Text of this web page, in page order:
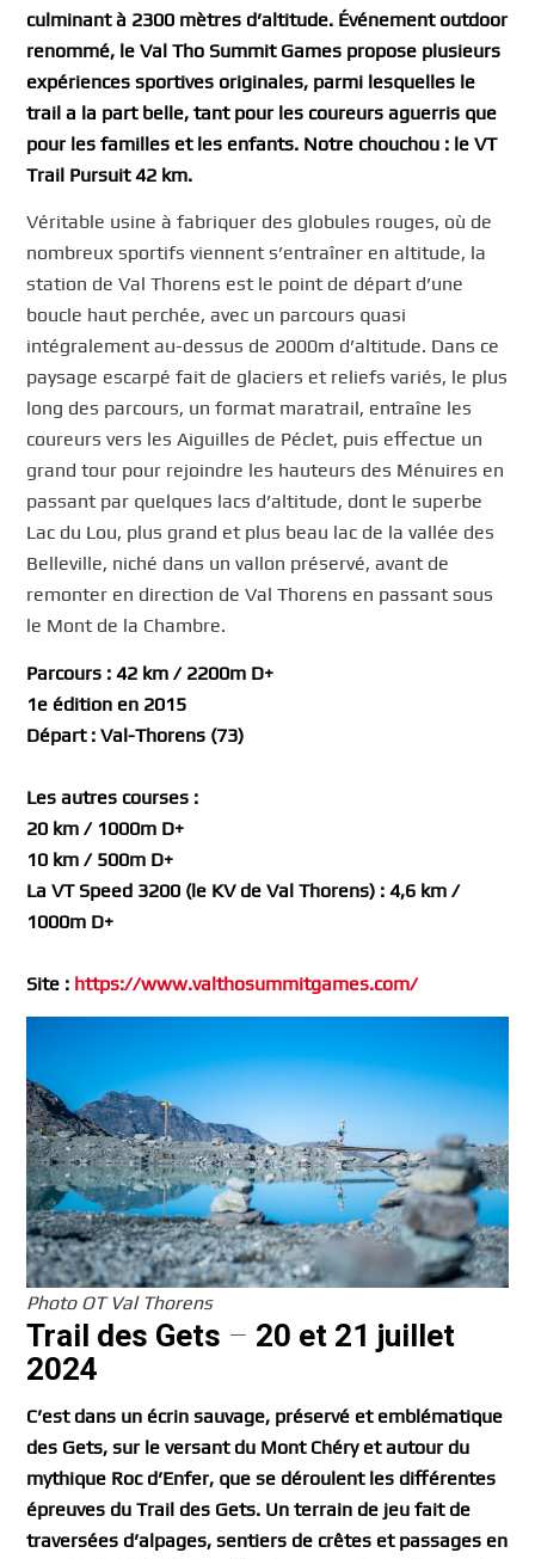
culminant à 2300 mètres d’altitude. Événement outdoor
renommé, le Val Tho Summit Games propose plusieurs
expériences sportives originales, parmi lesquelles le
trail a la part belle, tant pour les coureurs aguerris que
pour les familles et les enfants. Notre chouchou : le VT
Trail Pursuit 42 km.
Véritable usine à fabriquer des globules rouges, où de
nombreux sportifs viennent s’entraîner en altitude, la
station de Val Thorens est le point de départ d’une
boucle haut perchée, avec un parcours quasi
intégralement au-dessus de 2000m d’altitude. Dans ce
paysage escarpé fait de glaciers et reliefs variés, le plus
long des parcours, un format maratrail, entraîne les
coureurs vers les Aiguilles de Péclet, puis effectue un
grand tour pour rejoindre les hauteurs des Ménuires en
passant par quelques lacs d’altitude, dont le superbe
Lac du Lou, plus grand et plus beau lac de la vallée des
Belleville, niché dans un vallon préservé, avant de
remonter en direction de Val Thorens en passant sous
le Mont de la Chambre.
Parcours : 42 km / 2200m D+
1e édition en 2015
Départ : Val-Thorens (73)
Les autres courses :
20 km / 1000m D+
10 km / 500m D+
La VT Speed 3200 (le KV de Val Thorens) : 4,6 km /
1000m D+
Site : https://www.valthosummitgames.com/
Photo OT Val Thorens
Trail des Gets – 20 et 21 juillet
2024
C’est dans un écrin sauvage, préservé et emblématique
des Gets, sur le versant du Mont Chéry et autour du
mythique Roc d’Enfer, que se déroulent les différentes
épreuves du Trail des Gets. Un terrain de jeu fait de
traversées d’alpages, sentiers de crêtes et passages en